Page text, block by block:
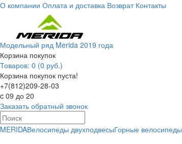
О компании Оплата и доставка Возврат Контакты
Модельный ряд Merida 2019 года
Корзина покупок
Товаров: 0 (0 руб.)
Корзина покупок пуста!
+7(812)209-28-03
c 09 до 20
Заказать обратный звонок
MERIDAВелосипеды двухподвесыГорные велосипеды